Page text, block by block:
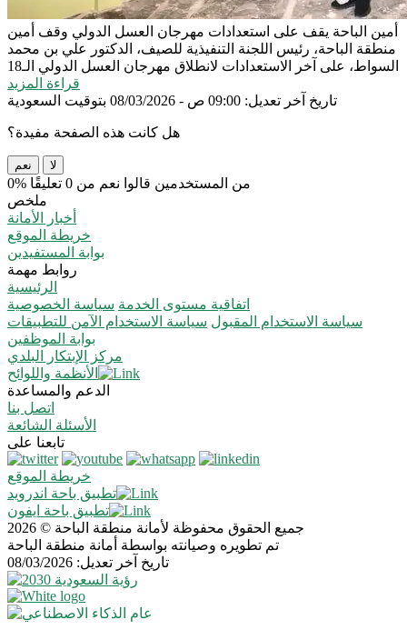
أمين الباحة يقف على استعدادات مهرجان العسل الدولي وقف أمين
منطقة الباحة، رئيس اللجنة التنفيذية للصيف، الدكتور علي بن محمد
السواط، على آخر الاستعدادات لانطلاق مهرجان العسل الدولي الـ18
قراءة المزيد
تاريخ آخر تعديل: 09:00 ص - 08/03/2026 بتوقيت السعودية
هل كانت هذه الصفحة مفيدة؟
نعم لا
0% من المستخدمين قالوا نعم من 0 تعليقًا
ملخص
أخبار الأمانة
خريطة الموقع
بوابة المستفيدين
روابط مهمة
الرئيسية
سياسة الخصوصية اتفاقية مستوى الخدمة
سياسة الاستخدام الآمن للتطبيقات سياسة الاستخدام المقبول
بوابة الموظفين
مركز الإبتكار البلدي
الأنظمة واللوائح
الدعم والمساعدة
اتصل بنا
الأسئلة الشائعة
تابعنا على
خريطة الموقع
تطبيق باحة اندرويد
تطبيق باحة ايفون
جميع الحقوق محفوظة لأمانة منطقة الباحة © 2026
تم تطويره وصيانته بواسطة أمانة منطقة الباحة
تاريخ آخر تعديل: 08/03/2026